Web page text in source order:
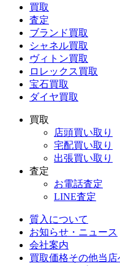
買取
査定
ブランド買取
シャネル買取
ヴィトン買取
ロレックス買取
宝石買取
ダイヤ買取
買取
店頭買い取り
宅配買い取り
出張買い取り
査定
お電話査定
LINE査定
質入について
お知らせ・ニュース
会社案内
買取価格その他当店